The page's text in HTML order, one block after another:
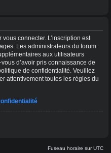
connecter. L’inscription est
Les administrateurs du forum
aux utilisateurs
d’avoir pris connaissance de
de confidentialité. Veuillez
attentivement toutes les règles du
Fuseau horaire surUTC